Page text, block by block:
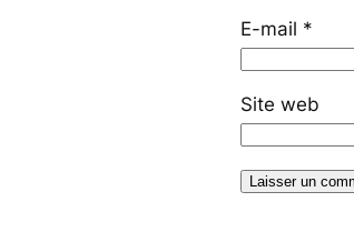
E-mail *
Site web